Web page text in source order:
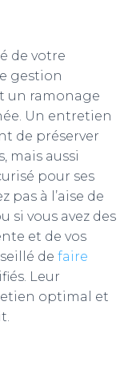
de votre
gestion
un ramonage
Un entretien
de préserver
mais aussi
pour ses
pas à l’aise de
si vous avez des
et de vos
de faire
Leur
optimal et